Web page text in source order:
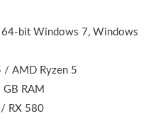
64-bit Windows 7, Windows
/ AMD Ryzen 5
GB RAM
RX 580